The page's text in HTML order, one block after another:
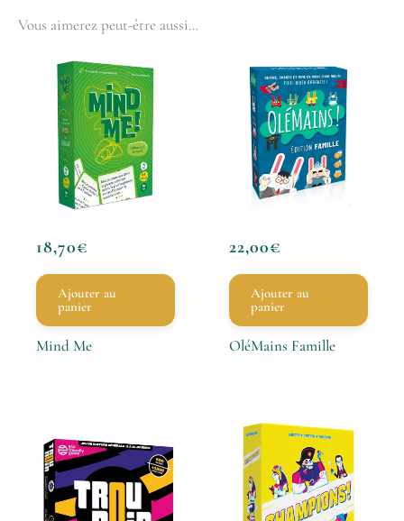
Vous aimerez peut-être aussi…
18,70€
Ajouter au
panier
Mind Me
22,00€
Ajouter au
panier
OléMains Famille